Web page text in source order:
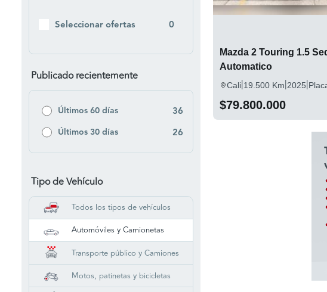
Seleccionar ofertas 0
Publicado recientemente
Últimos 60 días 36
Últimos 30 días 26
Tipo de Vehículo
Todos los tipos de vehículos
Automóviles y Camionetas
Transporte público y Camiones
Motos, patinetas y bicicletas
Mazda 2 Touring 1.5
Automatico
Cali|19.500 Km|2025|
$79.800.000